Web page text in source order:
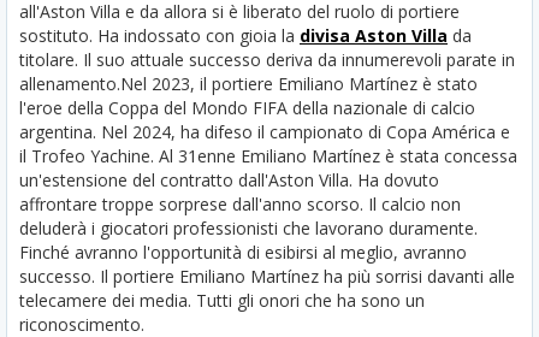
all'Aston Villa e da allora si è liberato del ruolo di portiere
sostituto. Ha indossato con gioia la divisa Aston Villa da
titolare. Il suo attuale successo deriva da innumerevoli parate in
allenamento.Nel 2023, il portiere Emiliano Martínez è stato
l'eroe della Coppa del Mondo FIFA della nazionale di calcio
argentina. Nel 2024, ha difeso il campionato di Copa América e
il Trofeo Yachine. Al 31enne Emiliano Martínez è stata concessa
un'estensione del contratto dall'Aston Villa. Ha dovuto
affrontare troppe sorprese dall'anno scorso. Il calcio non
deluderà i giocatori professionisti che lavorano duramente.
Finché avranno l'opportunità di esibirsi al meglio, avranno
successo. Il portiere Emiliano Martínez ha più sorrisi davanti alle
telecamere dei media. Tutti gli onori che ha sono un
riconoscimento.